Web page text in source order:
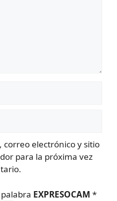
electrónico y sitio
para la próxima vez
EXPRESOCAM *